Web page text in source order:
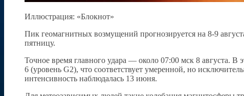
Иллюстрация: «Блокнот»
Пик геомагнитных возмущений прогнозируется на 8-9
пятницу.
Точное время главного удара — около 07:00 мск 8 августа.
6 (уровень G2), что соответствует умеренной, но
интенсивность наблюдалась 13 июня.